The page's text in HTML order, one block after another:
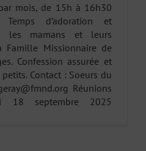
mois, de 15h à 16h30
Temps d’adoration et
les mamans et leurs
Famille Missionnaire de
Confession assurée et
Contact : Soeurs du
Réunions
18 septembre 2025